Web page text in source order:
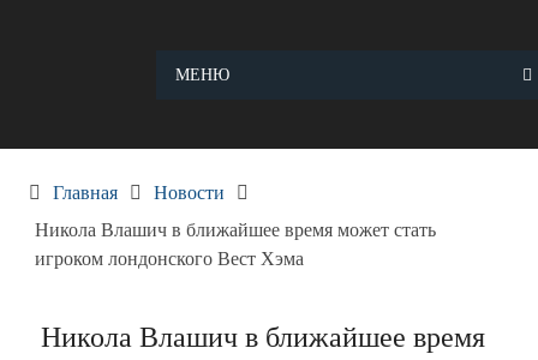
МЕНЮ
Главная
Новости
Никола Влашич в ближайшее время может стать
игроком лондонского Вест Хэма
Никола Влашич в ближайшее время